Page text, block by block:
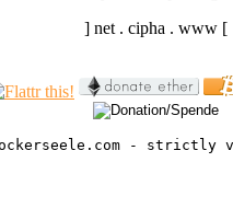
] net . cipha . www [
- strictly